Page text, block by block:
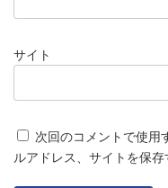
サイト
次回のコメントで使用
ルアドレス、サイトを保存